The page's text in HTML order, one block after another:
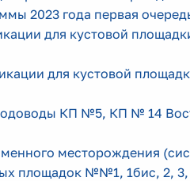
2023 года первая
для кустовой
для кустовой
КП №5, КП № 14
месторождения
площадок №№1, 1бис, 2, 3,